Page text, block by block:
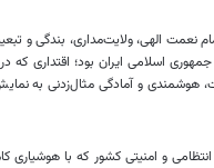
نعمت الهی، ولایت‌مداری، بندگی و
اسلامی ایران بود؛ اقتداری که
و آمادگی مثال‌زدنی به نمایش
و امنیتی کشور که با هوشیاری